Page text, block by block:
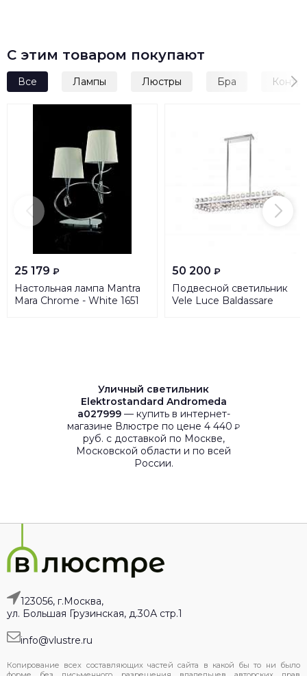
С этим товаром покупают
Все Лампы Люстры Бра
25 179 ₽
Настольная лампа Mantra
Mara Chrome - White 1651
50 200 ₽
Подвесной светильник
Vele Luce Baldassare
Уличный светильник
Elektrostandard Andromeda
a027999— купить в интернет-
магазине Влюстре по цене 4 440 ₽
руб. с доставкой по Москве,
Московской области и по всей
России.
123056, г.Москва,
ул. Большая Грузинская, д.30А стр.1
info@vlustre.ru
Копирование всех составляющих частей сайта в какой бы то ни было